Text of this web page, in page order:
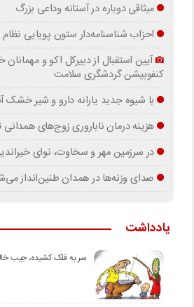
میثاقی دوباره در آستانه‌ وداعی بزرگ
احزاب شناسنامه‌دار ستون پویایی
آیین استقبال از دبیرکل اکو و
کنفوبیشن گردشگری سلامت
با شیوه جدید یارانه دارو و شیر خشک
هزینه درمان ناباروری زوج‌های
در سرزمین مهر و سخاوت، نوای
صدای وزنه‌ها در همدان طنین‌انداز
یادداشت
سر به فلک کشیده، جیب